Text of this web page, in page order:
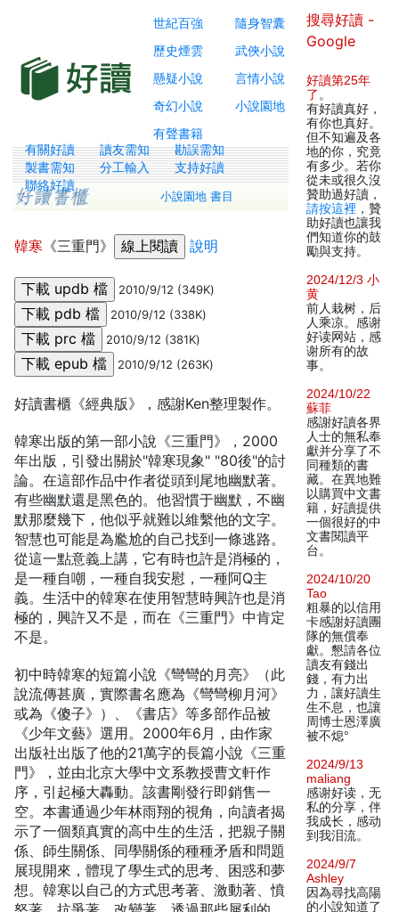
世紀百強
隨身智囊
歷史煙雲
武俠小說
懸疑小說
言情小說
奇幻小說
小說園地
有聲書籍
有關好讀 讀友需知
勘誤需知
製書需知
分工輸入
支持好讀
聯絡好讀
小說園地 書目
韓寒 《三重門》 說明
2010/9/12 (349K)
2010/9/12 (338K)
2010/9/12 (381K)
2010/9/12 (263K)
好讀書櫃《經典版》，感謝Ken整理製作。
韓寒出版的第一部小說《三重門》，2000
年出版，引發出關於"韓寒現象" "80後"的討
論。在這部作品中作者從頭到尾地幽默著。
有些幽默還是黑色的。他習慣于幽默，不幽
默那麼幾下，他似乎就難以維繫他的文字。
智慧也可能是為尷尬的自己找到一條逃路。
從這一點意義上講，它有時也許是消極的，
是一種自嘲，一種自我安慰，一種阿Q主
義。生活中的韓寒在使用智慧時興許也是消
極的，興許又不是，而在《三重門》中肯定
不是。
初中時韓寒的短篇小說《彎彎的月亮》（此
說流傳甚廣，實際書名應為《彎彎柳月河》
或為《傻子》）、《書店》等多部作品被
《少年文藝》選用。2000年6月，由作家
出版社出版了他的21萬字的長篇小說《三重
門》，並由北京大學中文系教授曹文軒作
序，引起極大轟動。該書剛發行即銷售一
空。本書通過少年林雨翔的視角，向讀者揭
示了一個類真實的高中生的生活，把親子關
係、師生關係、同學關係的種種矛盾和問題
展現開來，體現了學生式的思考、困惑和夢
想。韓寒以自己的方式思考著、激動著、憤
搜尋好讀 -
Google
好讀第25年
了 。
有好讀真好，
有你也真好。
但不知遍及各
地的你，究竟
有多少。若你
從未或很久沒
贊助過好讀，
請按這裡 ，贊
助好讀也讓我
們知道你的鼓
勵與支持。
2024/12/3 小
黄
前人栽树，后
人乘凉。感谢
好读网站，感
谢所有的故
事。
2024/10/22
蘇菲
感謝好讀各界
人士的無私奉
獻并分享了不
同種類的書
藏。在異地難
以購買中文書
籍，好讀提供
一個很好的中
文書閱讀平
台。
2024/10/20
Tao
粗暴的以信用
卡感謝好讀團
隊的無償奉
獻。懇請各位
讀友有錢出
錢，有力出
力，讓好讀生
生不息，也讓
周博士恩澤廣
被不熄°
2024/9/13
maliang
感谢好读，无
私的分享，伴
我成长，感动
到我泪流。
2024/9/7
Ashley
因為尋找高陽
的小說知道了